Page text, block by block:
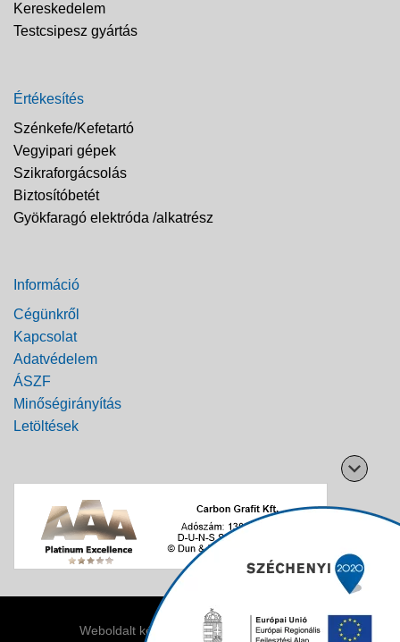
Kereskedelem
Testcsipesz gyártás
Értékesítés
Szénkefe/Kefetartó
Vegyipari gépek
Szikraforgácsolás
Biztosítóbetét
Gyökfaragó elektróda /alkatrész
Információ
Cégünkről
Kapcsolat
Adatvédelem
ÁSZF
Minőségirányítás
Letöltések
Weboldalt készítette: